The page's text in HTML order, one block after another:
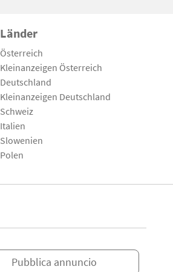
Länder
Österreich
Kleinanzeigen Österreich
Deutschland
Kleinanzeigen Deutschland
Schweiz
Italien
Slowenien
Polen
Pubblica annuncio